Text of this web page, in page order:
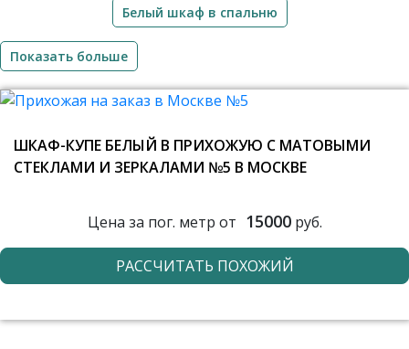
Белый шкаф в спальню
Показать больше
ШКАФ-КУПЕ БЕЛЫЙ В ПРИХОЖУЮ С МАТОВЫМИ
СТЕКЛАМИ И ЗЕРКАЛАМИ №5 В МОСКВЕ
Цена за пог. метр от 15000руб.
РАССЧИТАТЬ ПОХОЖИЙ